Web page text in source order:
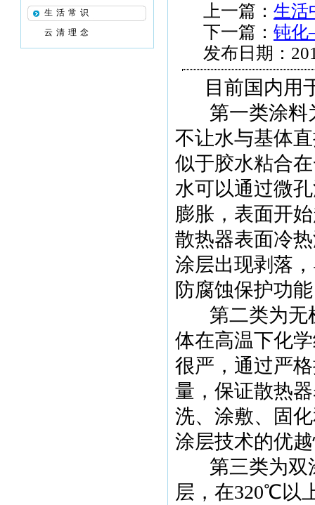
生活常识
云清理念
上一篇： 生活
下一篇： 钝化
发布日期：
目前国内用
第一类涂料
不让水与基体
似于胶水粘合
水可以通过微
膨胀，表面开
散热器表面冷
涂层出现剥落
防腐蚀保护功
第二类为无
体在高温下化
很严，通过严
量，保证散热
洗、涂敷、固
涂层技术的优
第三类为双
层，在320℃以